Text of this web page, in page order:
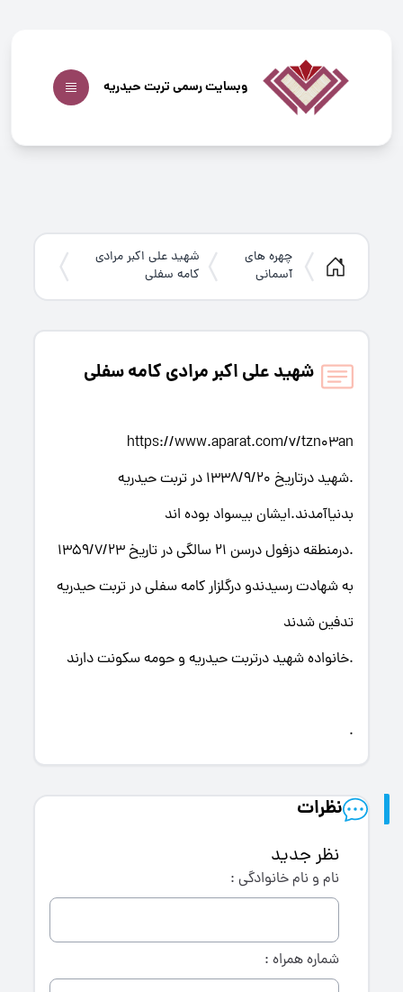
وبسایت رسمی تربت حیدریه
چهره های
آسمانی
شهید علی اکبر مرادی
کامه سفلی
شهید علی اکبر مرادی کامه سفلی
https://www.aparat.com/v/tzn03an
.شهید درتاریخ 1338/9/20 در تربت حیدریه
بدنیاآمدند.ایشان بیسواد بوده اند
.درمنطقه دزفول درسن 21 سالگی در تاریخ 1359/7/23
به شهادت رسیدندو درگلزار کامه سفلی در تربت حیدریه
تدفین شدند
.خانواده شهید درتربت حیدریه و حومه سکونت دارند
.
نظرات
نظر جدید
نام و نام خانوادگی :
شماره همراه :